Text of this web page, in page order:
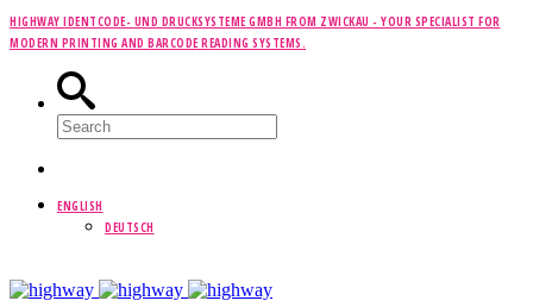
HIGHWAY IDENTCODE- UND DRUCKSYSTEME GMBH FROM ZWICKAU - YOUR SPECIALIST FOR
MODERN PRINTING AND BARCODE READING SYSTEMS.
ENGLISH
DEUTSCH